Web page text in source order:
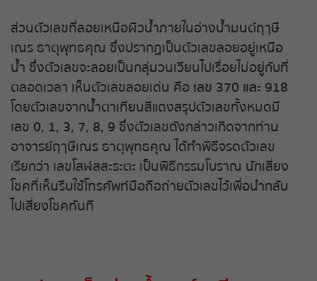
ส่วนตัวเลขที่ลอยเหนือผิวน้ำภายในอ่างน้ำมนต์ฤๅษี
เณร ธาตุพุทธคุณ ซึ่งปรากฏเป็นตัวเลขลอยอยู่เหนือ
น้ำ ซึ่งตัวเลขจะลอยเป็นกลุ่มวนเวียนไปเรื่อยไม่อยู่กับที่
ตลอดเวลา เห็นตัวเลขลอยเด่น คือ เลข 370 และ 918
โดยตัวเลขจากน้ำตาเทียนสีแดงสรุปตัวเลขทั้งหมดมี
เลข 0, 1, 3, 7, 8, 9 ซึ่งตัวเลขดังกล่าวเกิดจากท่าน
อาจารย์ฤๅษีเณร ธาตุพุทธคุณ ได้ทำพิธีจรดตัวเลข
เรียกว่า เลขโสฬสสะระตะ เป็นพิธีกรรมโบราณ นักเสี่ยง
โชคที่เห็นรีบใช้โทรศัพท์มือถือถ่ายตัวเลขไว้เพื่อนำกลับ
ไปเสี่ยงโชคทันที